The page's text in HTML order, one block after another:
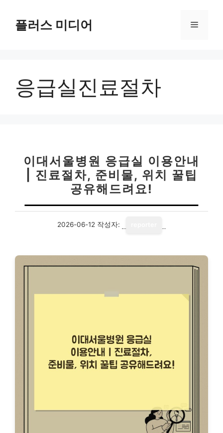
플러스 미디어 메
응급실진료절차
이대서울병원 응급실 이용안내
| 진료절차, 준비물, 위치 꿀팁
공유해드려요!
2026-06-12 작성자: